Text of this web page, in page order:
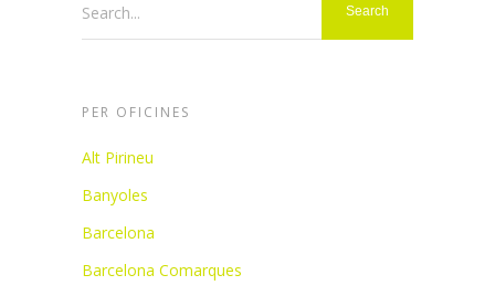
Search...
PER OFICINES
Alt Pirineu
Banyoles
Barcelona
Barcelona Comarques